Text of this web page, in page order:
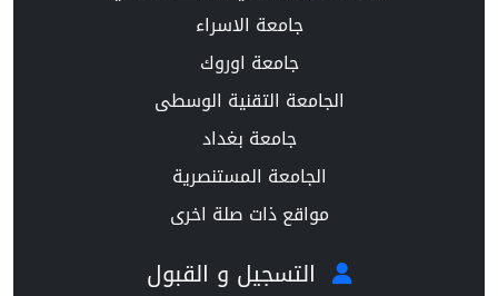
جامعة الاسراء
جامعة اوروك
الجامعة التقنية الوسطى
جامعة بغداد
الجامعة المستنصرية
مواقع ذات صلة اخرى
التسجيل و القبول